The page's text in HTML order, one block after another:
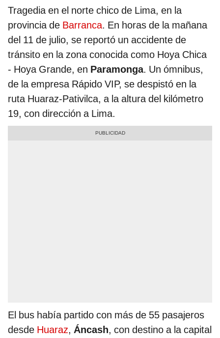
Tragedia en el norte chico de Lima, en la
provincia de Barranca. En horas de la mañana
del 11 de julio, se reportó un accidente de
tránsito en la zona conocida como Hoya Chica
- Hoya Grande, en Paramonga. Un ómnibus,
de la empresa Rápido VIP, se despistó en la
ruta Huaraz-Pativilca, a la altura del kilómetro
19, con dirección a Lima.
El bus había partido con más de 55 pasajeros
desde Huaraz, Áncash, con destino a la capital